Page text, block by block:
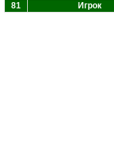
81 Игрок